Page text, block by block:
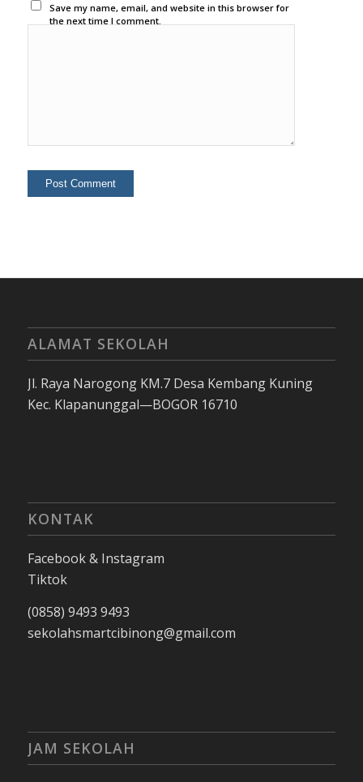
Save my name, email, and website in this browser for
the next time I comment.
ALAMAT SEKOLAH
Jl. Raya Narogong KM.7 Desa Kembang Kuning
Kec. Klapanunggal—BOGOR 16710
KONTAK
Facebook & Instagram
Tiktok
(0858) 9493 9493
sekolahsmartcibinong@gmail.com
JAM SEKOLAH